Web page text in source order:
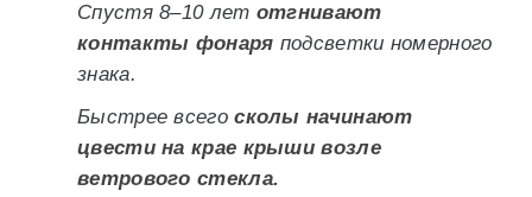
Спустя 8–10 лет отгнивают
контакты фонаря подсветки номерного
знака.
Быстрее всегосколы начинают
цвести на крае крыши возле
ветрового стекла.